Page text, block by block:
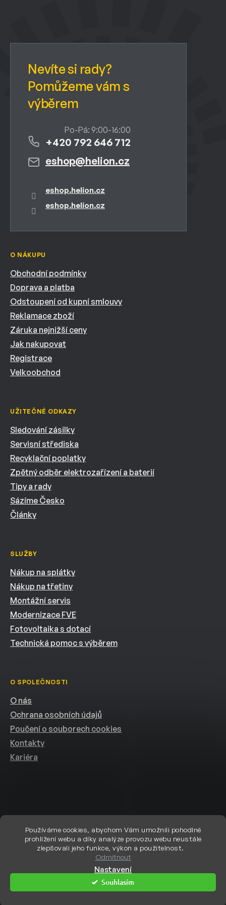
Používáme cookies, abychom Vám umožnili pohodlné
prohlížení webu a díky analýze provozu webu neustále
zlepšovali jeho funkce, výkon a použitelnost.
Odmítnout
Nastavení
Souhlasím
eshop@helion.cz
+420 792 646 712
eshop.helion.cz
eshop.helion.cz
O NÁKUPU
Obchodní podmínky
Doprava a platba
Odstoupení od kupní smlouvy
Reklamace zboží
Záruka nejnižší ceny
Jak nakupovat
Registrace
Velkoobchod
UŽITEČNÉ ODKAZY
Sledování zásilky
Servisní střediska
Recyklační poplatky
Zpětný odběr elektrozařízení a baterií
Tipy a rady
Sázíme Česko
Články
SLUŽBY
Nákup na splátky
Nákup na třetiny
Montážní servis
Modernizace FVE
Fotovoltaika s dotací
Technická pomoc s výběrem
O SPOLEČNOSTI
O nás
Ochrana osobních údajů
Poučení o souborech cookies
Kontakty
Kariéra
Vytvořil Shoptet
Copyright 2026eshop.helion.cz. Všechna práva vyhrazena.Upravit
nastavení cookies